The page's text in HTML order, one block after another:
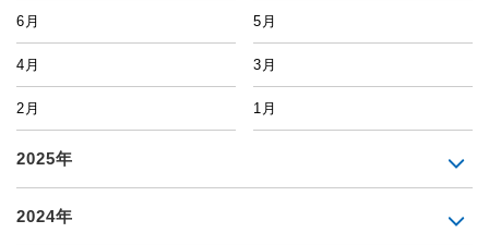
6月 5月
4月 3月
2月 1月
2025年
2024年